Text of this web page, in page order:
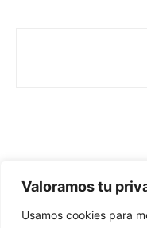
Valoramos tu
Usamos cookies para
Redes Cristianas
Una mirada alternativa